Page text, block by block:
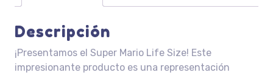
Descripción
¡Presentamos el Super Mario Life Size! Este
impresionante producto es una representación